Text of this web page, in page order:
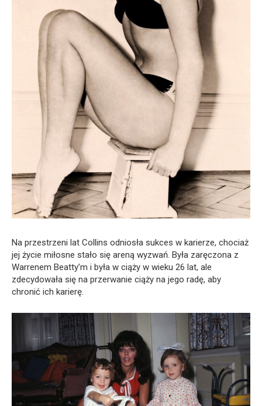
Na przestrzeni lat Collins odniosła sukces w karierze, chociaż
jej życie miłosne stało się areną wyzwań. Była zaręczona z
Warrenem Beatty’m i była w ciąży w wieku 26 lat, ale
zdecydowała się na przerwanie ciąży na jego radę, aby
chronić ich karierę.